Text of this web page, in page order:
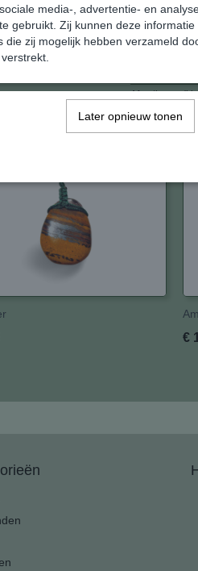
Afmetingen
€
media-, advertentie- en
gebruikt. Zij kunnen deze
die zij mogelijk hebben verzameld
Later opnieuw tonen